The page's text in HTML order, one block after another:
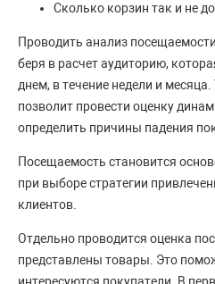
Сколько корзин так и не
Проводить анализ
беря в расчет аудиторию,
днем, в течение недели и
позволит провести оценку
определить причины падения
Посещаемость становится
при выборе стратегии
клиентов.
Отдельно проводится оценка
представлены товары. Это